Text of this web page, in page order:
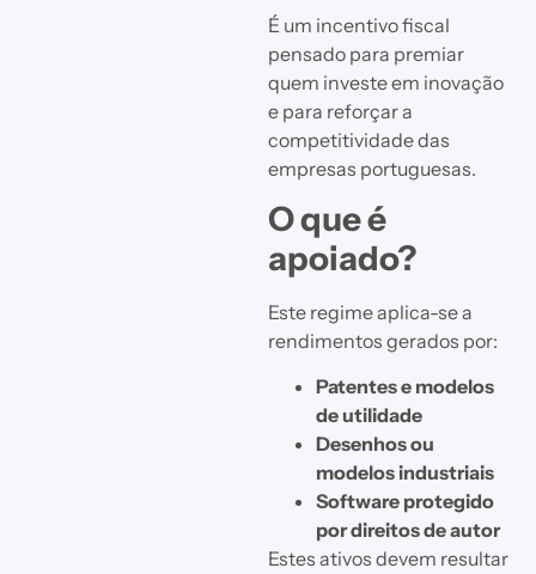
É um incentivo fiscal
pensado para premiar
quem investe em inovação
e para reforçar a
competitividade das
empresas portuguesas.
O que é
apoiado?
Este regime aplica-se a
rendimentos gerados por:
Patentes e modelos
de utilidade
Desenhos ou
modelos industriais
Software protegido
por direitos de autor
Estes ativos devem resultar